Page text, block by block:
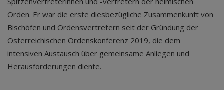
Orden. Er war die erste diesbezügliche Zusammenkunft von
Bischöfen und Ordensvertretern seit der Gründung der
Österreichischen Ordenskonferenz 2019, die dem
intensiven Austausch über gemeinsame Anliegen und
Herausforderungen diente.